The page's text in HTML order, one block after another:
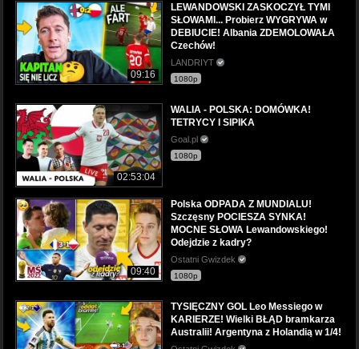
09:16
LEWANDOWSKI ZASKOCZYŁ TYMI
SŁOWAMI... Probierz WYGRYWA w
DEBIUCIE! Albania ZDEMOLOWAŁA
Czechów!
LANDRIYT
1080p
02:53:04
WALIA - POLSKA: DOMÓWKA!
TETRYCY I SIPIKA
Goal.pl
1080p
09:40
Polska ODPADA Z MUNDIALU!
Szczęsny POCIESZA SYNKA!
MOCNE SŁOWA Lewandowskiego!
Odejdzie z kadry?
Ostatni Gwizdek
1080p
TYSIĘCZNY GOL Leo Messiego w
KARIERZE! Wielki BŁĄD bramkarza
Australii! Argentyna z Holandią w 1/4!